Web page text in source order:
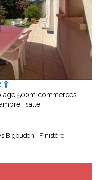
500m commerces
, salle…
Bigouden
Finistère